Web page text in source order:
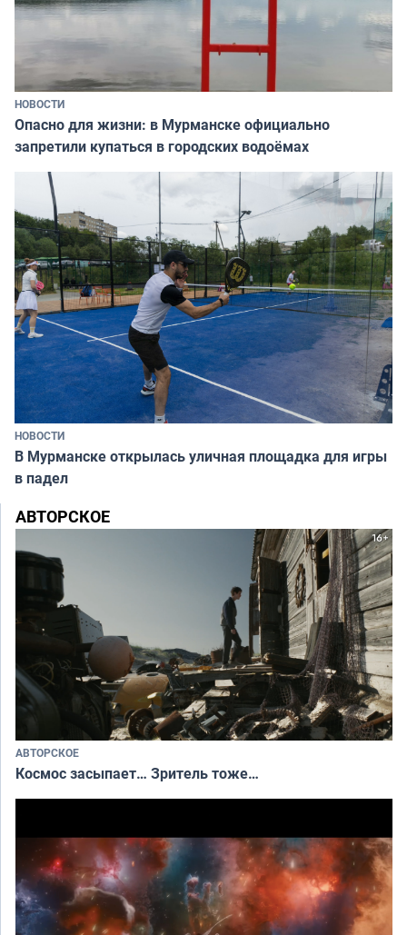
НОВОСТИ
Опасно для жизни: в Мурманске официально
запретили купаться в городских водоёмах
НОВОСТИ
В Мурманске открылась уличная площадка для игры
в падел
АВТОРСКОЕ
АВТОРСКОЕ
Космос засыпает… Зритель тоже…